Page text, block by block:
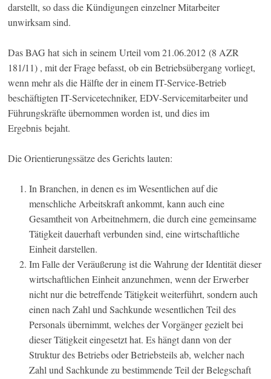
darstellt, so dass die Kündigungen einzelner Mitarbeiter
unwirksam sind.
Das BAG hat sich in seinem Urteil vom 21.06.2012 (8 AZR
181/11) , mit der Frage befasst, ob ein Betriebsübergang vorliegt,
wenn mehr als die Hälfte der in einem IT-Service-Betrieb
beschäftigten IT-Servicetechniker, EDV-Servicemitarbeiter und
Führungskräfte übernommen worden ist, und dies im
Ergebnis bejaht.
Die Orientierungssätze des Gerichts lauten:
In Branchen, in denen es im Wesentlichen auf die
menschliche Arbeitskraft ankommt, kann auch eine
Gesamtheit von Arbeitnehmern, die durch eine gemeinsame
Tätigkeit dauerhaft verbunden sind, eine wirtschaftliche
Einheit darstellen.
Im Falle der Veräußerung ist die Wahrung der Identität dieser
wirtschaftlichen Einheit anzunehmen, wenn der Erwerber
nicht nur die betreffende Tätigkeit weiterführt, sondern auch
einen nach Zahl und Sachkunde wesentlichen Teil des
Personals übernimmt, welches der Vorgänger gezielt bei
dieser Tätigkeit eingesetzt hat. Es hängt dann von der
Struktur des Betriebs oder Betriebsteils ab, welcher nach
Zahl und Sachkunde zu bestimmende Teil der Belegschaft